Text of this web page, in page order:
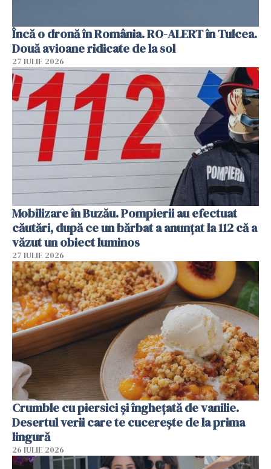
Încă o dronă în România. RO-ALERT în Tulcea.
Două avioane ridicate de la sol
27 IULIE 2026
Mobilizare în Buzău. Pompierii au efectuat
căutări, după ce un bărbat a anunțat la 112 că a
văzut un obiect luminos
27 IULIE 2026
Crumble cu piersici și înghețată de vanilie.
Desertul verii care te cucerește de la prima
lingură
26 IULIE 2026